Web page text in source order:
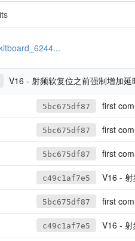
V16 - 射频软复位之前强制增加
5bc675df87
first
5bc675df87
first
5bc675df87
first
c49c1af7e5
V16 -
5bc675df87
first
c49c1af7e5
V16 -